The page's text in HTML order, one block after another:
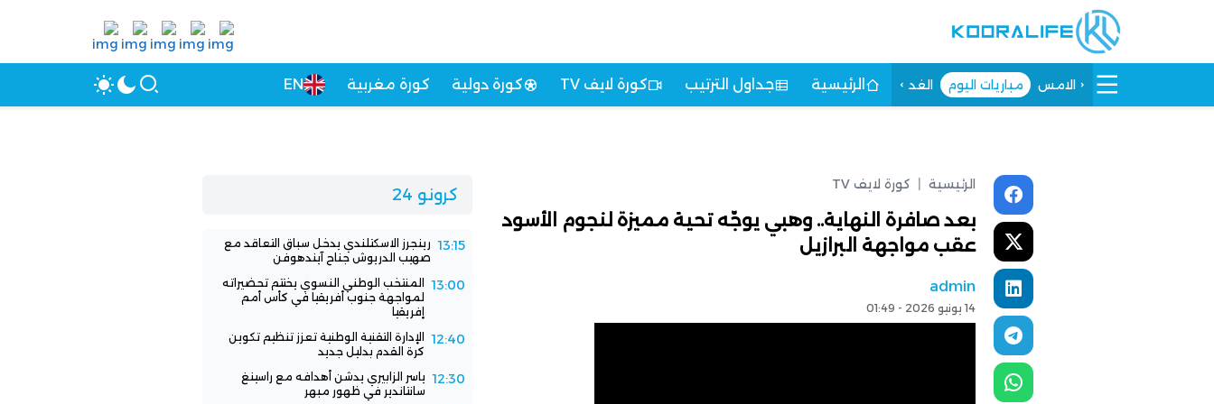
الامس مباريات اليوم الغد الرئيسية جداول الترتيب كورة لايف TV كورة دولية كورة مغربية EN
الرئيسية كورة لايف TV
بعد صافرة النهاية.. وهبي يوجّه تحية مميزة لنجوم الأسود
عقب مواجهة البرازيل
admin
14 يونيو 2026 - 01:49
كرونو 24
13:15 رينجرز الاسكتلندي يدخل سباق التعاقد مع
صهيب الدريوش جناح آيندهوفن
13:00
المنتخب الوطني النسوي يختتم تحضيراته
لمواجهة جنوب أفريقيا في كأس أمم
إفريقيا
12:40
الإدارة التقنية الوطنية تعزز تنظيم تكوين
كرة القدم بدليل جديد
12:30 ياسر الزابيري يدشن أهدافه مع راسينغ
سانتاندير في ظهور مبهر